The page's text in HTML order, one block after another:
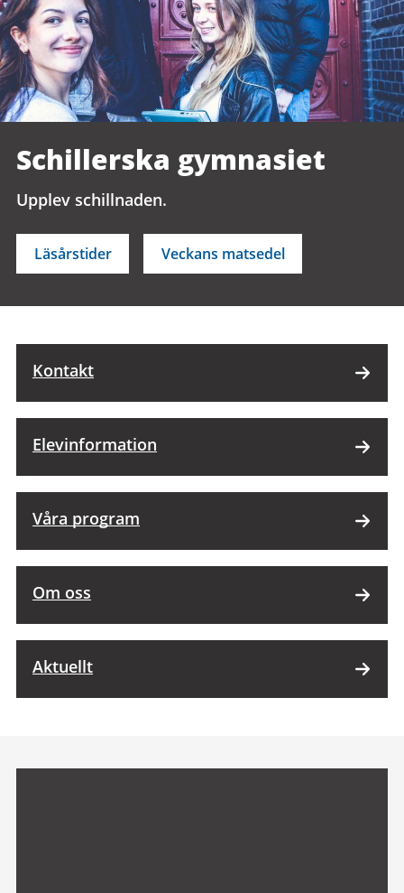
Schillerska gymnasiet
Upplev schillnaden.
Läsårstider Veckans matsedel
Kontakt
Elevinformation
Våra program
Om oss
Aktuellt